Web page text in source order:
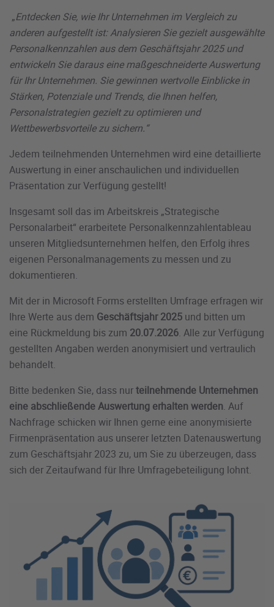
„Entdecken Sie, wie Ihr Unternehmen im Vergleich zu
anderen aufgestellt ist: Analysieren Sie gezielt ausgewählte
Personalkennzahlen aus dem Geschäftsjahr 2025 und
entwickeln Sie daraus eine maßgeschneiderte Auswertung
für Ihr Unternehmen. Sie gewinnen wertvolle Einblicke in
Stärken, Potenziale und Trends, die Ihnen helfen,
Personalstrategien gezielt zu optimieren und
Wettbewerbsvorteile zu sichern.“
Jedem teilnehmenden Unternehmen wird eine detaillierte
Auswertung in einer anschaulichen und individuellen
Präsentation zur Verfügung gestellt!
Insgesamt soll das im Arbeitskreis „Strategische
Personalarbeit“ erarbeitete Personalkennzahlentableau
unseren Mitgliedsunternehmen helfen, den Erfolg ihres
eigenen Personalmanagements zu messen und zu
dokumentieren.
Mit der in Microsoft Forms erstellten Umfrage erfragen wir
Ihre Werte aus dem Geschäftsjahr 2025 und bitten um
eine Rückmeldung bis zum 20.07.2026. Alle zur Verfügung
gestellten Angaben werden anonymisiert und vertraulich
behandelt.
Bitte bedenken Sie, dass nurteilnehmende Unternehmen
eine abschließende Auswertung erhalten werden. Auf
Nachfrage schicken wir Ihnen gerne eine anonymisierte
Firmenpräsentation aus unserer letzten Datenauswertung
zum Geschäftsjahr 2023 zu, um Sie zu überzeugen, dass
sich der Zeitaufwand für Ihre Umfragebeteiligung lohnt.